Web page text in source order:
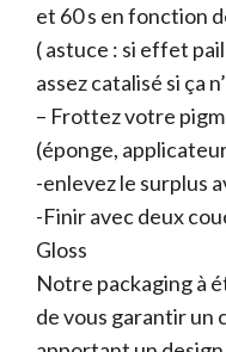
et 60 s en fonction
( astuce : si effet
assez catalisé si ça
– Frottez votre
(éponge,
-enlevez le surplus
-Finir avec deux
Gloss
Notre packaging à
de vous garantir